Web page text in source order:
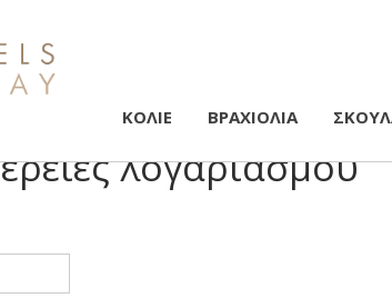
ΚΟΛΙΕ ΒΡΑΧΙΟΛΙΑ
λογαριασμού